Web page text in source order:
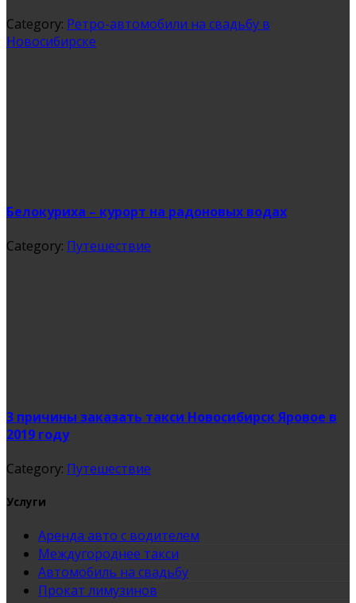
Category: Ретро-автомобили на свадьбу в
Новосибирске
Белокуриха – курорт на радоновых водах
Category: Путешествие
3 причины заказать такси Новосибирск Яровое в
2019 году
Category: Путешествие
Услуги
Аренда авто с водителем
Междугороднее такси
Автомобиль на свадьбу
Прокат лимузинов